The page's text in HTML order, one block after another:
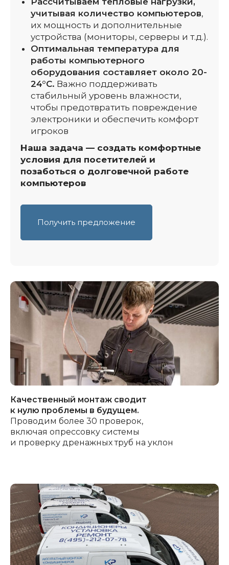
info@climate-msk.com
Обратный
78
учитывая количество компьютеров,
их мощность и дополнительные
устройства (мониторы, серверы и т.д.).
Оптимальная температура для
работы компьютерного
оборудования составляет около 20-
24°C. Важно поддерживать
стабильный уровень влажности,
чтобы предотвратить повреждение
электроники и обеспечить комфорт
игроков
Наша задача — создать комфортные
условия для посетителей и
позаботься о долговечной работе
компьютеров
Получить предложение
Качественный монтаж сводит
к нулю проблемы в будущем.
Проводим более 30 проверок,
включая опрессовку системы
и проверку дренажных труб на уклон